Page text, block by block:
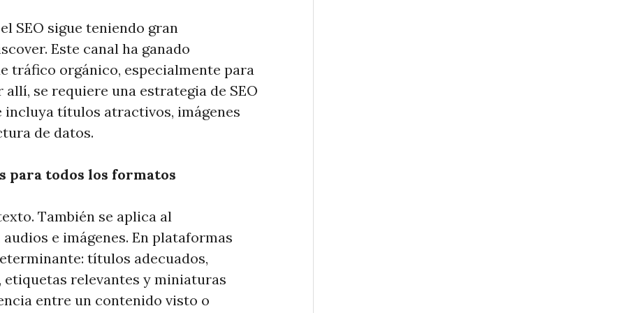
SEO sigue teniendo gran
Este canal ha ganado
tráfico orgánico, especialmente para
se requiere una estrategia de SEO
títulos atractivos, imágenes
de datos.
para todos los formatos
También se aplica al
e imágenes. En plataformas
títulos adecuados,
relevantes y miniaturas
entre un contenido visto o